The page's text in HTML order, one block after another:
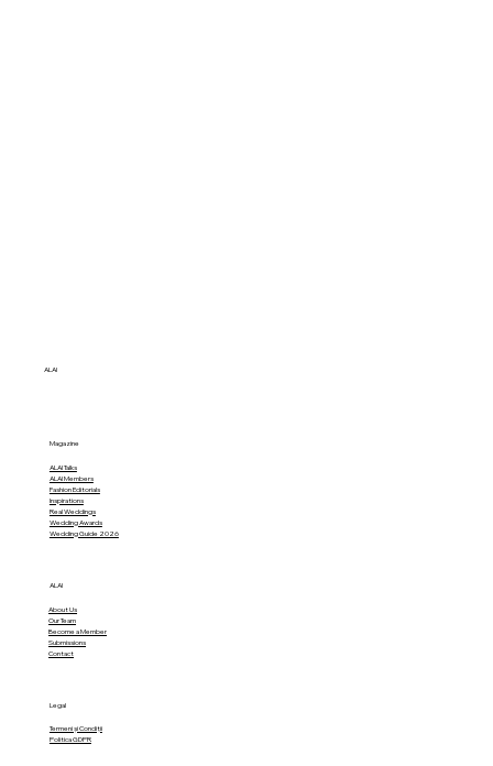
ALAI
Magazine
ALAI Talks
ALAI Members
Fashion Editorials
Inspirations
Real Weddings
Wedding Awards
Wedding Guide 2026
ALAI
About Us
Our Team
Become a Member
Submissions
Contact
Legal
Termeni și Condiții
Politica GDPR